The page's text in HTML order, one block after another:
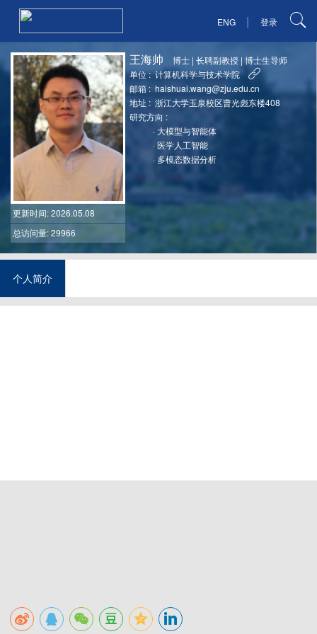
ENG | 登录
更新时间: 2026.05.08
总访问量: 29966
王海帅 博士 |长聘副教授 |博士生导师
单位 : 计算机科学与技术学院
邮箱 : haishuai.wang@zju.edu.cn
地址 : 浙江大学玉泉校区曹光彪东楼408
研究方向 :
· 大模型与智能体
·医学人工智能
· 多模态数据分析
个人简介